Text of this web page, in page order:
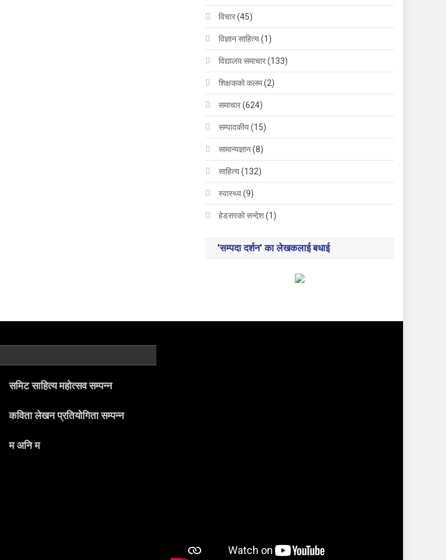
विचार(45)
विज्ञान साहित्य(1)
विद्यालय समाचार(133)
शिक्षककाे कलम(2)
समाचार(624)
सम्पादकीय(15)
सामान्यज्ञान(8)
साहित्य(132)
स्वास्थ्य(9)
हेडसरकाे सन्देश(1)
'सम्पदा दर्शन' का लेखकलाई बधाई
समिट साहित्य महोत्सव सम्पन्न
कविता लेखन प्रतियोगिता सम्पन्न
म अनि म